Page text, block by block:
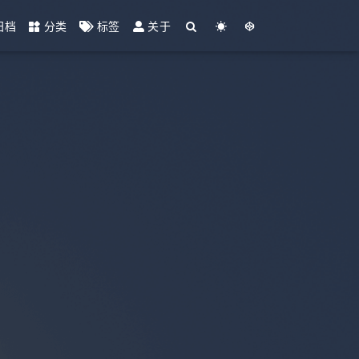
档 分类 标签 关于